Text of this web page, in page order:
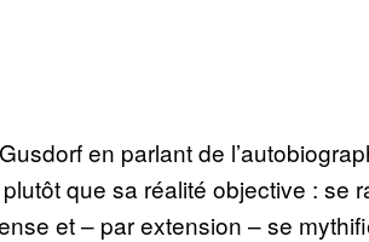
en parlant de
que sa réalité objective : se
et – par extension – se